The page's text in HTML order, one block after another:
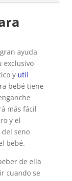
ayuda
exclusivo
y util
bebé tiene
más fácil
y el
seno
bebé.
de ella
cuando se